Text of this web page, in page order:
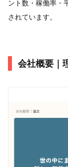
ント数・稼働率・
されています。
会社概要｜